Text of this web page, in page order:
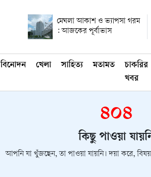
মেঘলা আকাশ ও ভ্যাপসা গরম
: আজকের পূর্বাভাস
বিনোদন খেলা সাহিত্য মতামত
চাকরির
খবর
৪০৪
কিছু পাওয়া
আপনি যা খুঁজছেন, তা পাওয়া যায়নি। দয়া করে,